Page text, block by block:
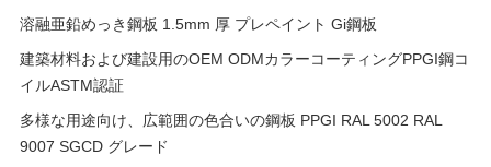
溶融亜鉛めっき鋼板 1.5mm 厚 プレペイント Gi鋼板
建築材料および建設用のOEM ODMカラーコーティングPPGI鋼コ
イルASTM認証
多様な用途向け、広範囲の色合いの鋼板 PPGI RAL 5002 RAL
9007 SGCD グレード